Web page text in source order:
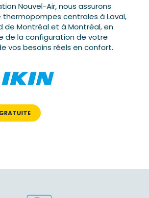
Nouvel-Air, nous assurons
thermopompes centrales à Laval,
de Montréal et à Montréal, en
de la configuration de votre
vos besoins réels en confort.